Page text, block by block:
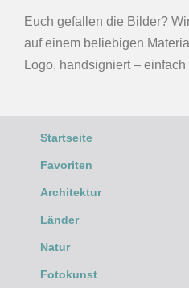
Euch gefallen die Bilder?
auf einem beliebigen
Logo, handsigniert –
Startseite
Favoriten
Architektur
Länder
Natur
Fotokunst